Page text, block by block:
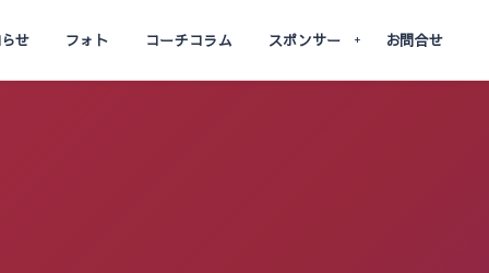
せ フォト コーチコラム スポンサー お問合せ